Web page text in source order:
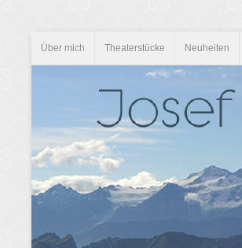
Über mich Theaterstücke Neuheiten